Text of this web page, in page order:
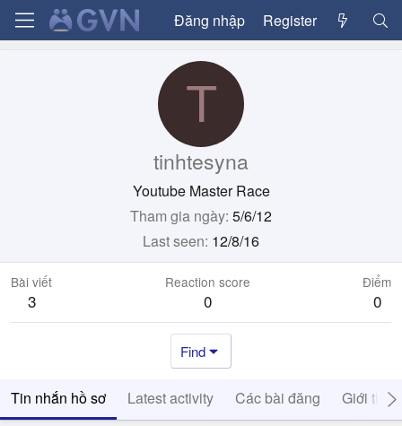
Đăng nhập Register
T
tinhtesyna
Youtube Master Race
Tham gia ngày 5/6/12
Last seen 12/8/16
Bài viết
3
Reaction score
0
Điểm
0
Find
Tin nhắn hồ sơ Latest activity Các bài đăng Giới thiệu